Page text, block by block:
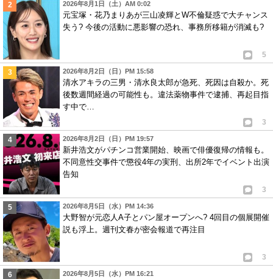
2026年8月1日（土）AM 0:02
元宝塚・花乃まりあが三山凌輝とW不倫疑惑で大チャンス
失う? 今後の活動に悪影響の恐れ、事務所移籍が消滅も?
5
2026年8月2日（日）PM 15:58
清水アキラの三男・清水良太郎が急死、死因は自殺か。死
後数週間経過の可能性も。違法薬物事件で逮捕、再起目指
す中で…
3
2026年8月2日（日）PM 19:57
新井浩文がパチンコ営業開始、映画で俳優復帰の情報も。
不同意性交事件で懲役4年の実刑、出所2年でイベント出演
告知
3
2026年8月5日（水）PM 14:36
大野智が元恋人A子とパン屋オープンへ? 4回目の個展開催
説も浮上。週刊文春が密会報道で再注目
3
2026年8月5日（水）PM 16:21